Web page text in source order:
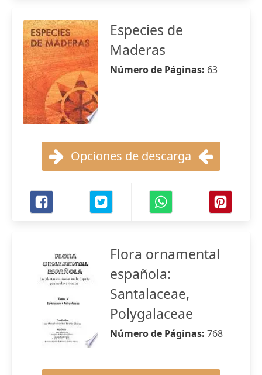
Especies de
Maderas
Número de Páginas: 63
Opciones de descarga
Flora ornamental
española:
Santalaceae,
Polygalaceae
Número de Páginas: 768